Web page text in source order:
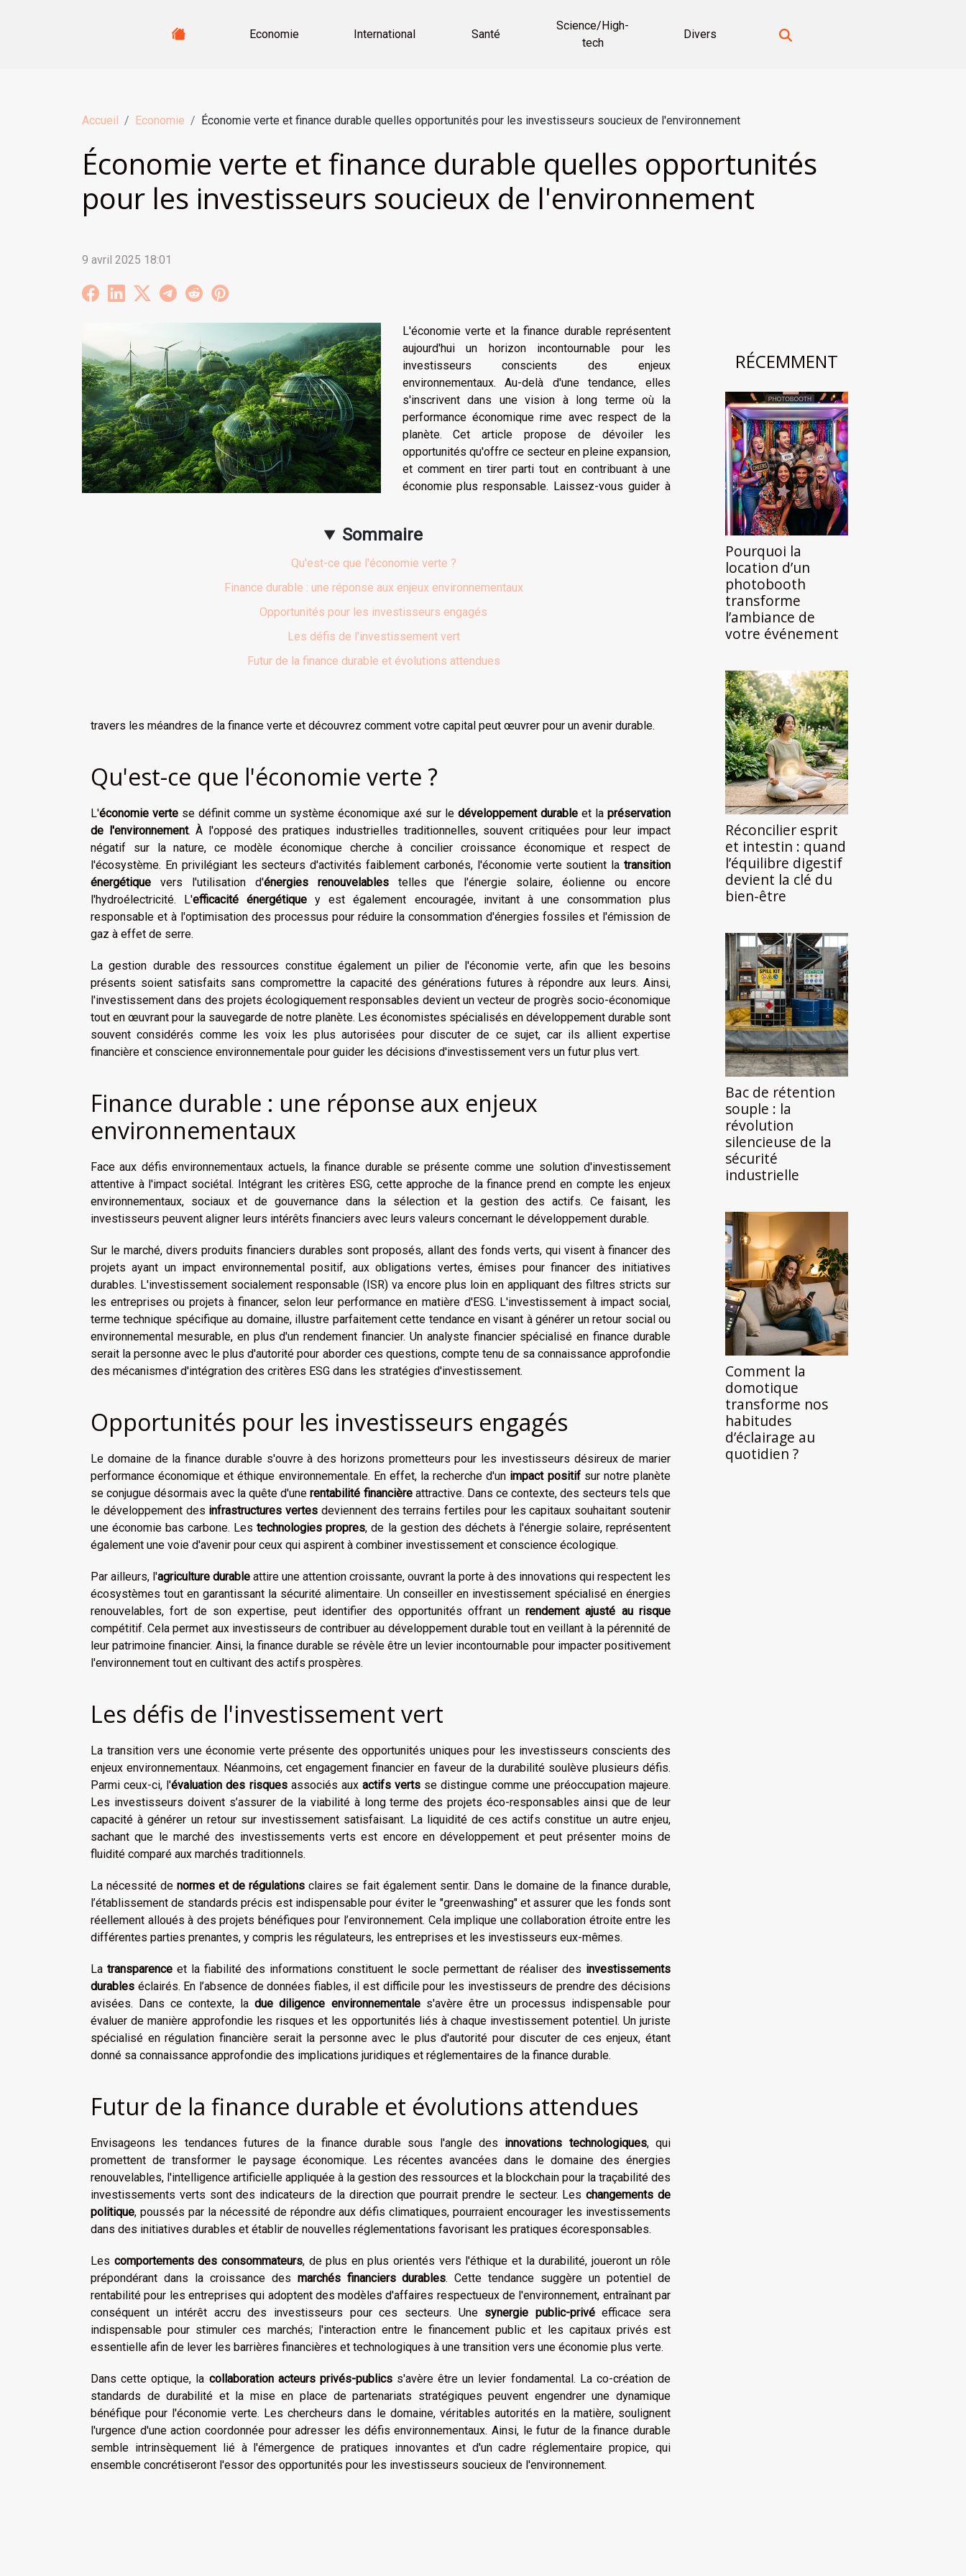
Economie International Santé
Science/High-
tech
Divers
Accueil Economie Économie verte et finance durable quelles opportunités pour les investisseurs soucieux de l'environnement
Économie verte et finance durable quelles opportunités
pour les investisseurs soucieux de l'environnement
9 avril 2025 18:01
Sommaire
Qu'est-ce que l'économie verte ?
Finance durable : une réponse aux enjeux environnementaux
Opportunités pour les investisseurs engagés
Les défis de l'investissement vert
Futur de la finance durable et évolutions attendues
L'économie verte et la finance durable représentent
aujourd'hui un horizon incontournable pour les
investisseurs conscients des enjeux
environnementaux. Au-delà d'une tendance, elles
s'inscrivent dans une vision à long terme où la
performance économique rime avec respect de la
planète. Cet article propose de dévoiler les
opportunités qu'offre ce secteur en pleine expansion,
et comment en tirer parti tout en contribuant à une
économie plus responsable. Laissez-vous guider à
travers les méandres de la finance verte et découvrez comment votre capital peut œuvrer pour un avenir durable.
Qu'est-ce que l'économie verte ?
L'économie verte se définit comme un système économique axé sur le développement durableet lapréservation
de l'environnement. À l'opposé des pratiques industrielles traditionnelles, souvent critiquées pour leur impact
négatif sur la nature, ce modèle économique cherche à concilier croissance économique et respect de
l'écosystème. En privilégiant les secteurs d'activités faiblement carbonés, l'économie verte soutient la transition
énergétique vers l'utilisation d'énergies renouvelablestelles que l'énergie solaire, éolienne ou encore
l'hydroélectricité. L'efficacité énergétique y est également encouragée, invitant à une consommation plus
responsable et à l'optimisation des processus pour réduire la consommation d'énergies fossiles et l'émission de
gaz à effet de serre.
La gestion durable des ressources constitue également un pilier de l'économie verte, afin que les besoins
présents soient satisfaits sans compromettre la capacité des générations futures à répondre aux leurs. Ainsi,
l'investissement dans des projets écologiquement responsables devient un vecteur de progrès socio-économique
tout en œuvrant pour la sauvegarde de notre planète. Les économistes spécialisés en développement durable sont
souvent considérés comme les voix les plus autorisées pour discuter de ce sujet, car ils allient expertise
financière et conscience environnementale pour guider les décisions d'investissement vers un futur plus vert.
Finance durable : une réponse aux enjeux
environnementaux
Face aux défis environnementaux actuels, la finance durable se présente comme une solution d'investissement
attentive à l'impact sociétal. Intégrant les critères ESG, cette approche de la finance prend en compte les enjeux
environnementaux, sociaux et de gouvernance dans la sélection et la gestion des actifs. Ce faisant, les
investisseurs peuvent aligner leurs intérêts financiers avec leurs valeurs concernant le développement durable.
Sur le marché, divers produits financiers durables sont proposés, allant des fonds verts, qui visent à financer des
projets ayant un impact environnemental positif, aux obligations vertes, émises pour financer des initiatives
durables. L'investissement socialement responsable (ISR) va encore plus loin en appliquant des filtres stricts sur
les entreprises ou projets à financer, selon leur performance en matière d'ESG. L'investissement à impact social,
terme technique spécifique au domaine, illustre parfaitement cette tendance en visant à générer un retour social ou
environnemental mesurable, en plus d'un rendement financier. Un analyste financier spécialisé en finance durable
serait la personne avec le plus d'autorité pour aborder ces questions, compte tenu de sa connaissance approfondie
des mécanismes d'intégration des critères ESG dans les stratégies d'investissement.
Opportunités pour les investisseurs engagés
Le domaine de la finance durable s'ouvre à des horizons prometteurs pour les investisseurs désireux de marier
performance économique et éthique environnementale. En effet, la recherche d'un impact positifsur notre planète
se conjugue désormais avec la quête d'unerentabilité financièreattractive. Dans ce contexte, des secteurs tels que
le développement des infrastructures vertes deviennent des terrains fertiles pour les capitaux souhaitant soutenir
une économie bas carbone. Lestechnologies propres, de la gestion des déchets à l'énergie solaire, représentent
également une voie d'avenir pour ceux qui aspirent à combiner investissement et conscience écologique.
Par ailleurs, l'agriculture durable attire une attention croissante, ouvrant la porte à des innovations qui respectent les
écosystèmes tout en garantissant la sécurité alimentaire. Un conseiller en investissement spécialisé en énergies
renouvelables, fort de son expertise, peut identifier des opportunités offrant un rendement ajusté au risque
compétitif. Cela permet aux investisseurs de contribuer au développement durable tout en veillant à la pérennité de
leur patrimoine financier. Ainsi, la finance durable se révèle être un levier incontournable pour impacter positivement
l'environnement tout en cultivant des actifs prospères.
Les défis de l'investissement vert
La transition vers une économie verte présente des opportunités uniques pour les investisseurs conscients des
enjeux environnementaux. Néanmoins, cet engagement financier en faveur de la durabilité soulève plusieurs défis.
Parmi ceux-ci, l'évaluation des risquesassociés auxactifs verts se distingue comme une préoccupation majeure.
Les investisseurs doivent s’assurer de la viabilité à long terme des projets éco-responsables ainsi que de leur
capacité à générer un retour sur investissement satisfaisant. La liquidité de ces actifs constitue un autre enjeu,
sachant que le marché des investissements verts est encore en développement et peut présenter moins de
fluidité comparé aux marchés traditionnels.
La nécessité denormes et de régulations claires se fait également sentir. Dans le domaine de la finance durable,
l’établissement de standards précis est indispensable pour éviter le "greenwashing" et assurer que les fonds sont
réellement alloués à des projets bénéfiques pour l’environnement. Cela implique une collaboration étroite entre les
différentes parties prenantes, y compris les régulateurs, les entreprises et les investisseurs eux-mêmes.
La transparence et la fiabilité des informations constituent le socle permettant de réaliser des investissements
durables éclairés. En l’absence de données fiables, il est difficile pour les investisseurs de prendre des décisions
avisées. Dans ce contexte, ladue diligence environnementales'avère être un processus indispensable pour
évaluer de manière approfondie les risques et les opportunités liés à chaque investissement potentiel. Un juriste
spécialisé en régulation financière serait la personne avec le plus d'autorité pour discuter de ces enjeux, étant
donné sa connaissance approfondie des implications juridiques et réglementaires de la finance durable.
Futur de la finance durable et évolutions attendues
Envisageons les tendances futures de la finance durable sous l'angle des innovations technologiques, qui
promettent de transformer le paysage économique. Les récentes avancées dans le domaine des énergies
renouvelables, l'intelligence artificielle appliquée à la gestion des ressources et la blockchain pour la traçabilité des
investissements verts sont des indicateurs de la direction que pourrait prendre le secteur. Leschangements de
politique, poussés par la nécessité de répondre aux défis climatiques, pourraient encourager les investissements
dans des initiatives durables et établir de nouvelles réglementations favorisant les pratiques écoresponsables.
Les comportements des consommateurs, de plus en plus orientés vers l'éthique et la durabilité, joueront un rôle
prépondérant dans la croissance des marchés financiers durables. Cette tendance suggère un potentiel de
rentabilité pour les entreprises qui adoptent des modèles d'affaires respectueux de l'environnement, entraînant par
conséquent un intérêt accru des investisseurs pour ces secteurs. Une synergie public-privéefficace sera
indispensable pour stimuler ces marchés; l'interaction entre le financement public et les capitaux privés est
essentielle afin de lever les barrières financières et technologiques à une transition vers une économie plus verte.
Dans cette optique, la collaboration acteurs privés-publicss'avère être un levier fondamental. La co-création de
standards de durabilité et la mise en place de partenariats stratégiques peuvent engendrer une dynamique
bénéfique pour l'économie verte. Les chercheurs dans le domaine, véritables autorités en la matière, soulignent
l'urgence d'une action coordonnée pour adresser les défis environnementaux. Ainsi, le futur de la finance durable
semble intrinsèquement lié à l'émergence de pratiques innovantes et d'un cadre réglementaire propice, qui
ensemble concrétiseront l'essor des opportunités pour les investisseurs soucieux de l'environnement.
RÉCEMMENT
Pourquoi la
location d’un
photobooth
transforme
l’ambiance de
votre événement
Réconcilier esprit
et intestin : quand
l’équilibre digestif
devient la clé du
bien-être
Bac de rétention
souple : la
révolution
silencieuse de la
sécurité
industrielle
Comment la
domotique
transforme nos
habitudes
d’éclairage au
quotidien ?